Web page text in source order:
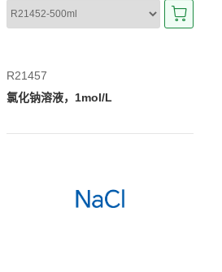
R21457
氯化钠溶液，1mol/L